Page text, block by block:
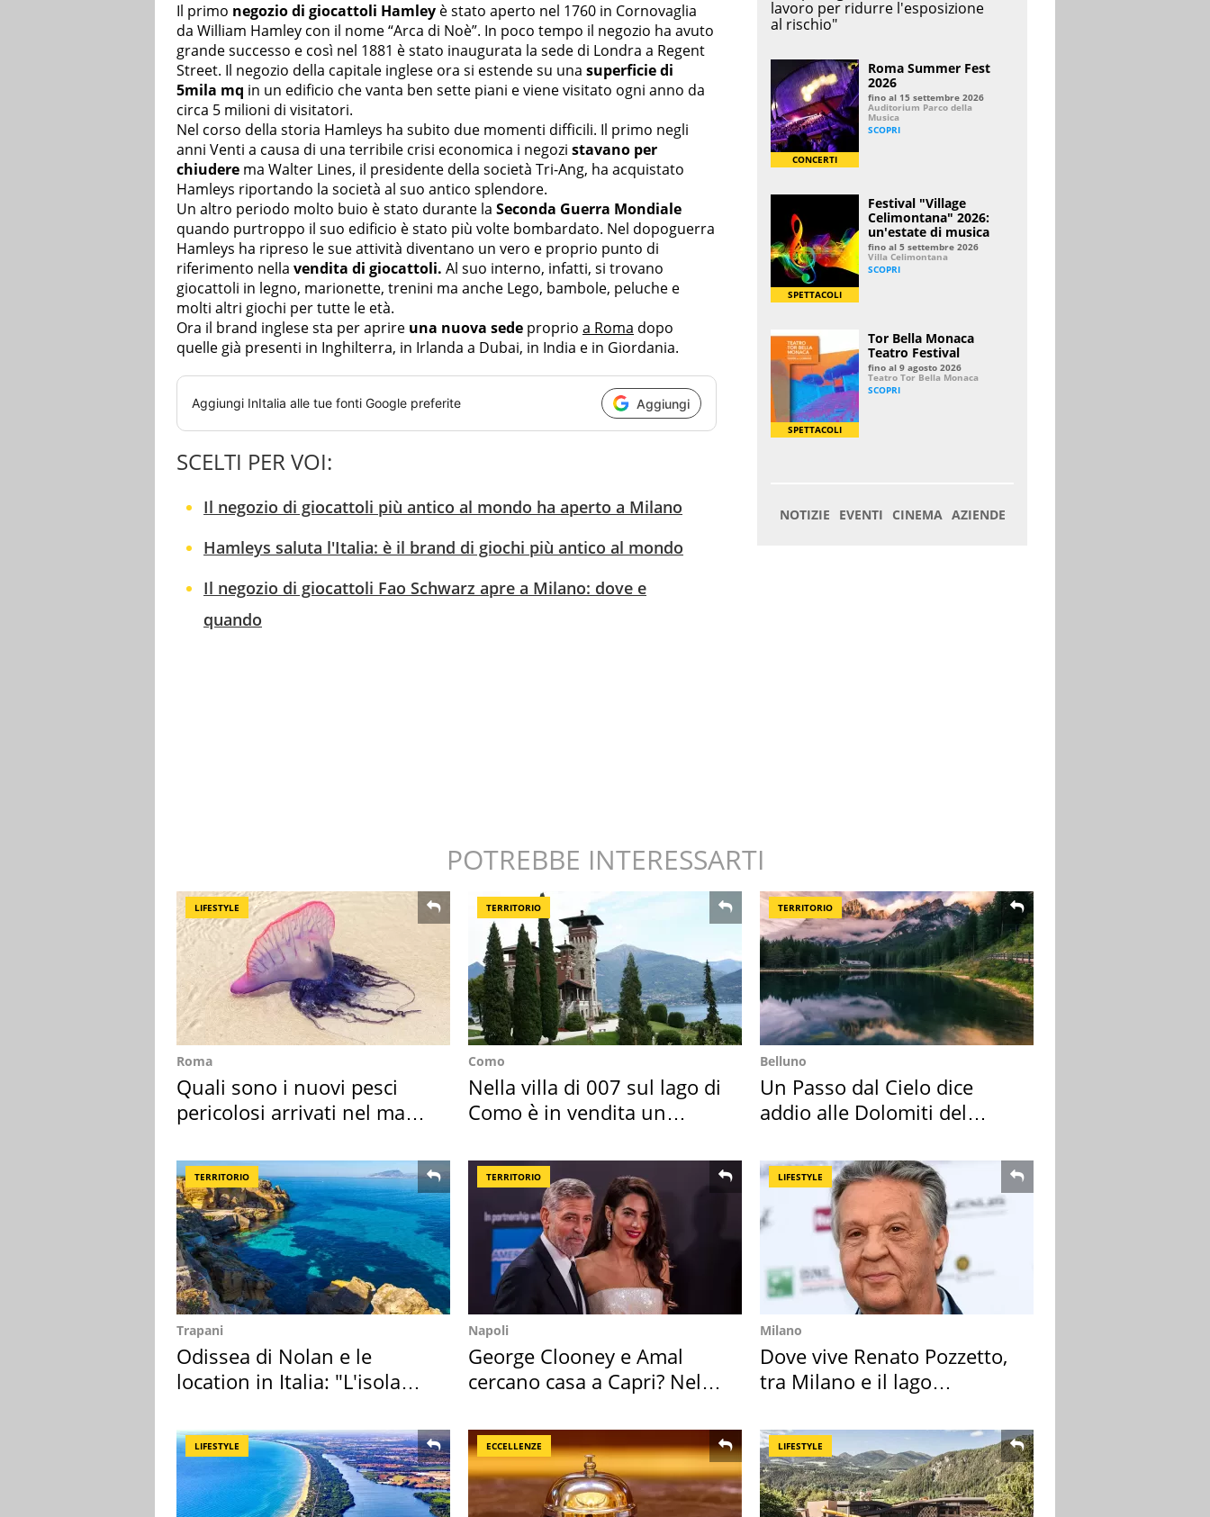
Il primo negozio di giocattoli Hamley è stato aperto nel 1760 in Cornovaglia
da William Hamley con il nome “Arca di Noè”. In poco tempo il negozio ha avuto
grande successo e così nel 1881 è stato inaugurata la sede di Londra a Regent
Street. Il negozio della capitale inglese ora si estende su una superficie di
5mila mq in un edificio che vanta ben sette piani e viene visitato ogni anno da
circa 5 milioni di visitatori.
Nel corso della storia Hamleys ha subito due momenti difficili. Il primo negli
anni Venti a causa di una terribile crisi economica i negozi stavano per
chiudere ma Walter Lines, il presidente della società Tri-Ang, ha acquistato
Hamleys riportando la società al suo antico splendore.
Un altro periodo molto buio è stato durante la Seconda Guerra Mondiale
quando purtroppo il suo edificio è stato più volte bombardato. Nel dopoguerra
Hamleys ha ripreso le sue attività diventano un vero e proprio punto di
riferimento nella vendita di giocattoli. Al suo interno, infatti, si trovano
giocattoli in legno, marionette, trenini ma anche Lego, bambole, peluche e
molti altri giochi per tutte le età.
Ora il brand inglese sta per aprire una nuova sede proprio a Roma dopo
quelle già presenti in Inghilterra, in Irlanda a Dubai, in India e in Giordania.
Aggiungi InItalia alle tue fonti Google preferite Aggiungi
SCELTI PER VOI:
Il negozio di giocattoli più antico al mondo ha aperto a Milano
Hamleys saluta l'Italia: è il brand di giochi più antico al mondo
Il negozio di giocattoli Fao Schwarz apre a Milano: dove e
quando
POTREBBE INTERESSARTI
LIFESTYLE
Roma
Quali sono i nuovi pesci
pericolosi arrivati nel mar
TERRITORIO
Como
Nella villa di 007 sul lago di
Como è in vendita un
TERRITORIO
Belluno
Un Passo dal Cielo dice
addio alle Dolomiti del
TERRITORIO
Trapani
Odissea di Nolan e le
location in Italia: "L'isola
TERRITORIO
Napoli
George Clooney e Amal
cercano casa a Capri? Nel
LIFESTYLE
Milano
Dove vive Renato Pozzetto,
tra Milano e il lago
LIFESTYLE ECCELLENZE LIFESTYLE